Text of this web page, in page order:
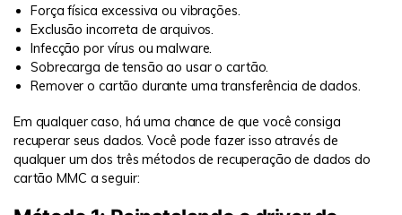
Força física excessiva ou vibrações.
Exclusão incorreta de arquivos.
Infecção por vírus ou malware.
Sobrecarga de tensão ao usar o cartão.
Remover o cartão durante uma transferência de dados.
Em qualquer caso, há uma chance de que você consiga
recuperar seus dados. Você pode fazer isso através de
qualquer um dos três métodos de recuperação de dados do
cartão MMC a seguir: